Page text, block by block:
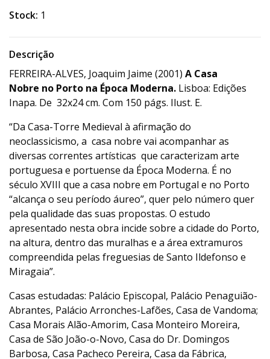
Stock: 1
Descrição
FERREIRA-ALVES, Joaquim Jaime (2001) A Casa
Nobre no Porto na Época Moderna. Lisboa: Edições
Inapa. De 32x24 cm. Com 150 págs. Ilust. E.
“Da Casa-Torre Medieval à afirmação do
neoclassicismo, a casa nobre vai acompanhar as
diversas correntes artísticas que caracterizam arte
portuguesa e portuense da Época Moderna. É no
século XVIII que a casa nobre em Portugal e no Porto
“alcança o seu período áureo”, quer pelo número quer
pela qualidade das suas propostas. O estudo
apresentado nesta obra incide sobre a cidade do Porto,
na altura, dentro das muralhas e a área extramuros
compreendida pelas freguesias de Santo Ildefonso e
Miragaia”.
Casas estudadas: Palácio Episcopal, Palácio Penaguião-
Abrantes, Palácio Arronches-Lafões, Casa de Vandoma;
Casa Morais Alão-Amorim, Casa Monteiro Moreira,
Casa de São João-o-Novo, Casa do Dr. Domingos
Barbosa, Casa Pacheco Pereira, Casa da Fábrica,